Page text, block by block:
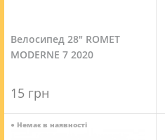
Велосипед 28" ROMET
MODERNE 7 2020
15 грн
● Немає в наявності